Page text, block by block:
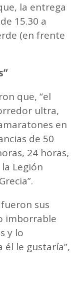
la entrega
15.30 a
(en frente
que, “el
ultra,
en
de 50
24 horas,
Legión
sus
imborrable
y lo
le gustaría”,